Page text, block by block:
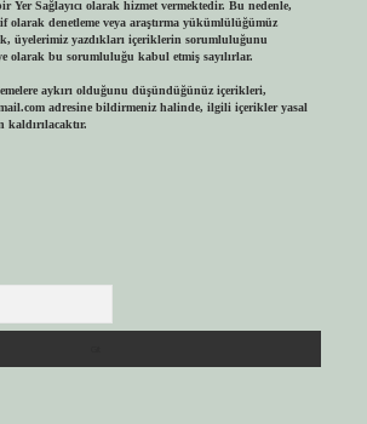
Yer Sağlayıcı olarak hizmet vermektedir. Bu nedenle,
olarak denetleme veya araştırma yükümlülüğümüz
üyelerimiz yazdıkları içeriklerin sorumluluğunu
olarak bu sorumluluğu kabul etmiş sayılırlar.
aykırı olduğunu düşündüğünüz içerikleri,
adresine bildirmeniz halinde, ilgili içerikler yasal
kaldırılacaktır.